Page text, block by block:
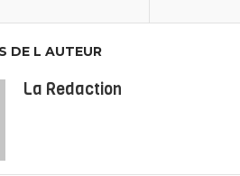
DE L AUTEUR
La Redaction